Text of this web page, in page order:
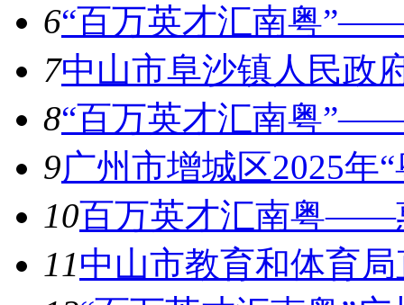
6“百万英才汇南粤
7中山市阜沙镇人民政
8“百万英才汇南粤
9广州市增城区2025年
10百万英才汇南粤——
11中山市教育和体育